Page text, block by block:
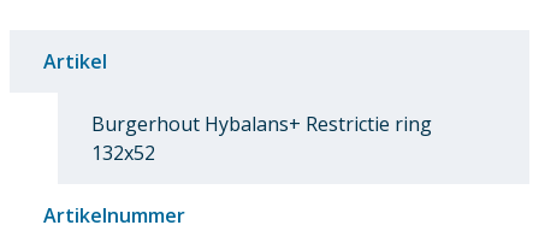
Artikel
Burgerhout Hybalans+ Restrictie ring
132x52
Artikelnummer